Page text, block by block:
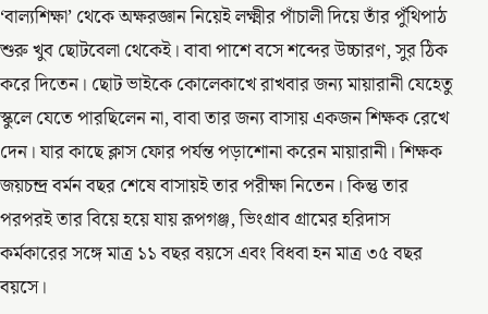
‘বাল্যশিক্ষা’ থেকে অক্ষরজ্ঞান নিয়েই লক্ষ্মীর পাঁচালী দিয়ে তাঁর পুঁথিপাঠ
শুরু খুব ছোটবেলা থেকেই। বাবা পাশে বসে শব্দের উচ্চারণ, সুর ঠিক
করে দিতেন। ছোট ভাইকে কোলেকাখে রাখবার জন্য মায়ারানী যেহেতু
স্কুলে যেতে পারছিলেন না, বাবা তার জন্য বাসায় একজন শিক্ষক রেখে
দেন। যার কাছে ক্লাস ফোর পর্যন্ত পড়াশোনা করেন মায়ারানী। শিক্ষক
জয়চন্দ্র বর্মন বছর শেষে বাসায়ই তার পরীক্ষা নিতেন। কিন্তু তার
পরপরই তার বিয়ে হয়ে যায় রূপগঞ্জ, ভিংগ্রাব গ্রামের হরিদাস
কর্মকারের সঙ্গে মাত্র ১১ বছর বয়সে এবং বিধবা হন মাত্র ৩৫ বছর
বয়সে।